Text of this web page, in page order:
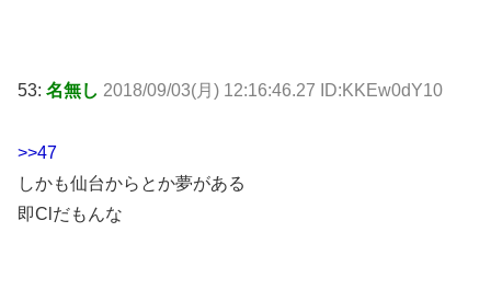
53: 名無し 2018/09/03(月) 12:16:46.27 ID:KKEw0dY10
>>47
しかも仙台からとか夢がある
即Clだもんな